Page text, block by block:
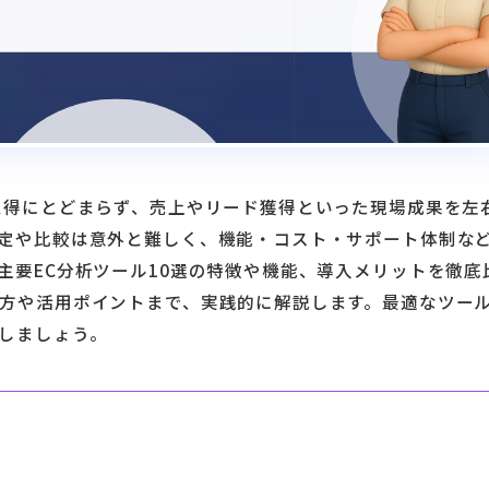
にとどまらず、売上やリード獲得といった現場成果を左
や比較は意外と難しく、機能・コスト・サポート体制な
要EC分析ツール10選の特徴や機能、導入メリットを徹底
や活用ポイントまで、実践的に解説します。最適なツー
ましょう。